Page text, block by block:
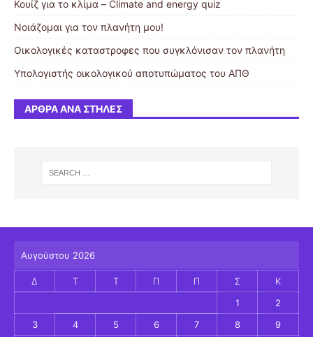
Κουίζ για το κλίμα – Climate and energy quiz
Νοιάζομαι για τον πλανήτη μου!
Οικολογικές καταστροφες που συγκλόνισαν τον πλανήτη
Υπολογιστής οικολογικού αποτυπώματος του ΑΠΘ
ΆΡΘΡΑ ΑΝΆ ΣΤΉΛΕΣ
Αυγούστου 2026
Δ Τ Τ Π Π Σ Κ
1
2
3
4 5 6 7 8
9